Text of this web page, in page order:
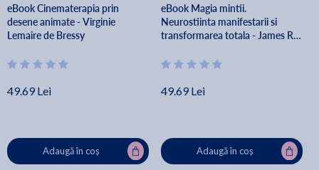
eBook Cinematerapia prin
desene animate - Virginie
Lemaire de Bressy
49.69 Lei
Adaugă în coș
eBook Magia mintii.
Neurostiinta manifestarii si
transformarea totala - James R.
49.69 Lei
Adaugă în coș